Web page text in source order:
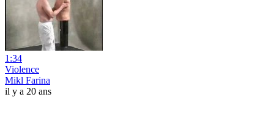
1:34
Violence
Mikl Farina
il y a 20 ans